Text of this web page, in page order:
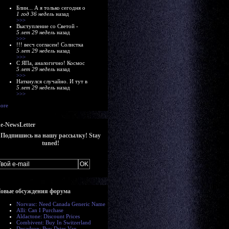
Блин... А я только сегодня о
1 год 36 недель назад
>>>
Выступление со Светой -
5 лет 29 недель назад
>>>
!!! весч согласен! Солистка
5 лет 29 недель назад
>>>
С ЯПа, аналогично! Космос
5 лет 29 недель назад
>>>
Наткнулся случайно. И тут в
5 лет 29 недель назад
>>>
NewsLetter
Подпишись на нашу рассылку! Stay
tuned!
обсуждения форума
Norvasc: Need Canada Generic Name
Alli: Can I Purchase
Aldactone: Discount Prices
Combivent: Buy In Switzerland